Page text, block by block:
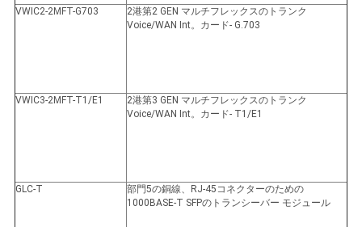
VWIC2-2MFT-G703
2港第2 GEN マルチフレックスのトランク
Voice/WAN Int。カード- G.703
VWIC3-2MFT-T1/E1
2港第3 GEN マルチフレックスのトランク
Voice/WAN Int。カード- T1/E1
GLC-T
部門5の銅線、RJ-45コネクターのための
1000BASE-T SFPのトランシーバー モジュール